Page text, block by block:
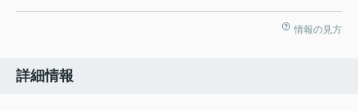
情報の見方
詳細情報